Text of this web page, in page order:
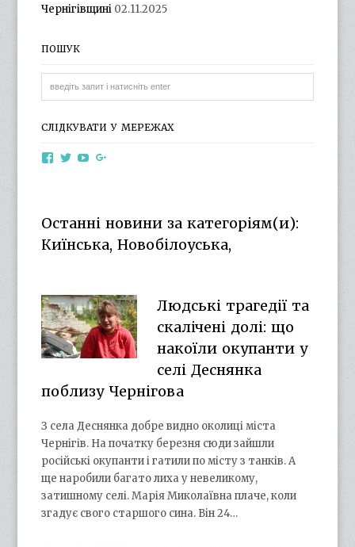
Чернігівщині 02.11.2025
ПОШУК
СЛІДКУВАТИ У МЕРЕЖАХ
ViewViewView
YouTube
Останні новини за категоріям(и):
Киїнська, Новобілоуська,
Людські трагедії та
скалічені долі: що
накоїли окупанти у
селі Деснянка
поблизу Чернігова
З села Деснянка добре видно околиці міста
Чернігів. На початку березня сюди зайшли
російські окупанти і гатили по місту з танків. А
ще наробили багато лиха у невеликому,
затишному селі. Марія Миколаївна плаче, коли
згадує свого старшого сина. Він 24…